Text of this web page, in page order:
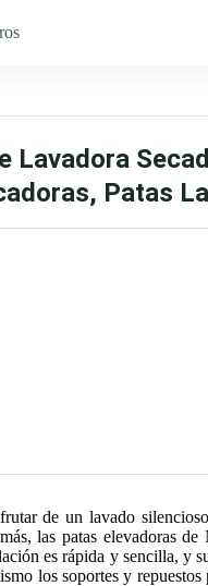
Lavadora
Patas
de un lavado
las patas elevadoras
es rápida y sencilla, y
los soportes y